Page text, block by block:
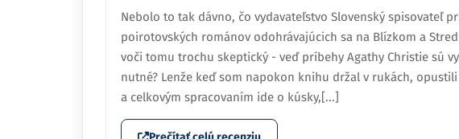
Nebolo to tak dávno, čo vydavateľstvo Slovenský spisovateľ
poirotovských románov odohrávajúcich sa na Blízkom a
voči tomu trochu skeptický - veď príbehy Agathy Christie sú
nutné? Lenže keď som napokon knihu držal v rukách,
a celkovým spracovaním ide o kúsky,[...]